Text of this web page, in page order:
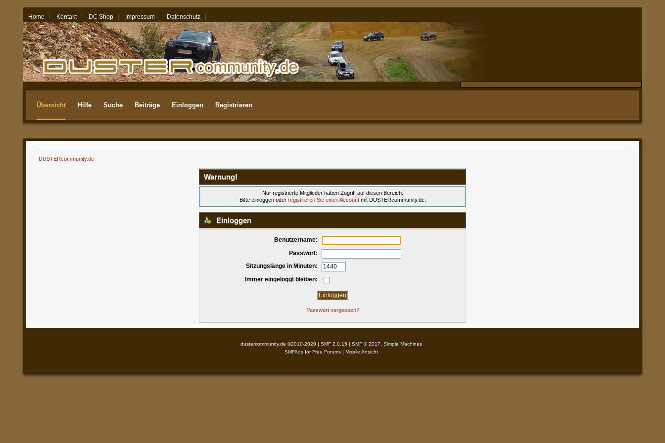
Home Kontakt DC Shop Impressum Datenschutz
06.08.26 - 03:35
Übersicht Hilfe Suche Beiträge Einloggen Registrieren
DUSTERcommunity.de
Warnung!
Nur registrierte Mitglieder haben Zugriff auf diesen Bereich.
Bitte einloggen oder registrieren Sie einen Accountmit DUSTERcommunity.de.
Einloggen
Benutzername:
Passwort:
Sitzungslänge in Minuten:
Immer eingeloggt bleiben:
Passwort vergessen?
dustercommunity.de ©2010-2020 | SMF 2.0.15 | SMF © 2017
Simple Machines
SMFAds forFree Forums | Mobile Ansicht